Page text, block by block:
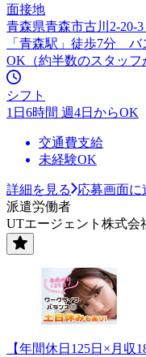
面接地
青森県青森市古川2-20-
「青森駅」徒歩7分
OK（約半数のスタッフ
シフト
1日6時間 週4日からOK
交通費支給
未経験OK
詳細を見る
応募画面に
派遣労働者
UTエージェント株式会
【年間休日125日×月収